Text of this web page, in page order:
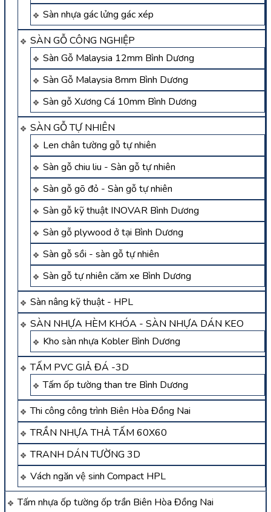
Sàn nhựa gác lửng gác xép
SÀN GỖ CÔNG NGHIỆP
Sàn Gỗ Malaysia 12mm Bình Dương
Sàn Gỗ Malaysia 8mm Bình Dương
Sàn gỗ Xương Cá 10mm Bình Dương
SÀN GỖ TỰ NHIÊN
Len chân tường gỗ tự nhiên
Sàn gỗ chiu liu - Sàn gỗ tự nhiên
Sàn gỗ gõ đỏ - Sàn gỗ tự nhiên
Sàn gỗ kỹ thuật INOVAR Bình Dương
Sàn gỗ plywood ở tại Bình Dương
Sàn gỗ sồi - sàn gỗ tự nhiên
Sàn gỗ tự nhiên căm xe Bình Dương
Sàn nâng kỹ thuật - HPL
SÀN NHỰA HÈM KHÓA - SÀN NHỰA DÁN KEO
Kho sàn nhựa Kobler Bình Dương
TẤM PVC GIẢ ĐÁ -3D
Tấm ốp tường than tre Bình Dương
Thi công công trình Biên Hòa Đồng Nai
TRẦN NHỰA THẢ TẤM 60X60
TRANH DÁN TƯỜNG 3D
Vách ngăn vệ sinh Compact HPL
Tấm nhựa ốp tường ốp trần Biên Hòa Đồng Nai